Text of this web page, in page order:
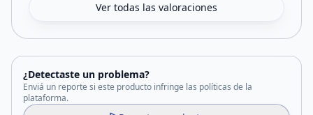
Ver todas las valoraciones
¿Detectaste un problema?
Enviá un reporte si este producto infringe las políticas de la
plataforma.